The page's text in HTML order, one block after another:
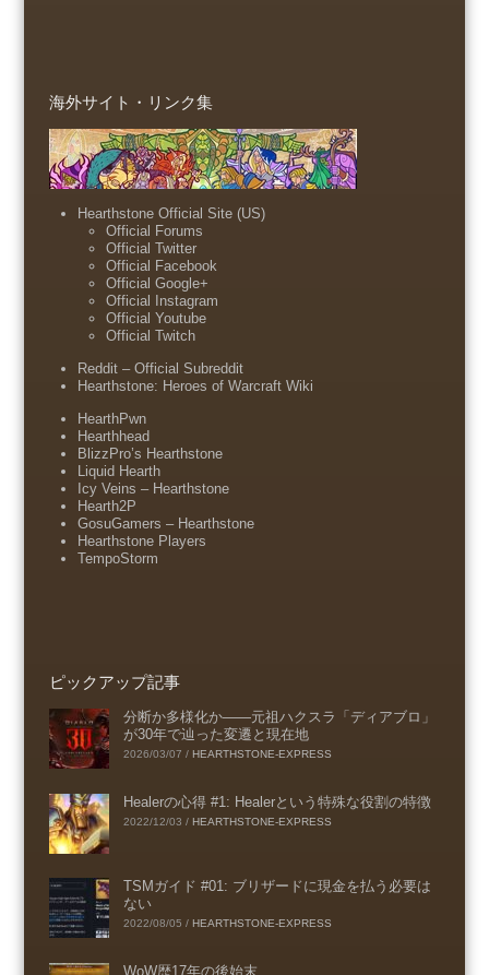
海外サイト・リンク集
Hearthstone Official Site (US)
Official Forums
Official Twitter
Official Facebook
Official Google+
Official Instagram
Official Youtube
Official Twitch
Reddit – Official Subreddit
Hearthstone: Heroes of Warcraft Wiki
HearthPwn
Hearthhead
BlizzPro’s Hearthstone
Liquid Hearth
Icy Veins – Hearthstone
Hearth2P
GosuGamers – Hearthstone
Hearthstone Players
TempoStorm
ピックアップ記事
分断か多様化か――元祖ハクスラ「ディアブロ」
が30年で辿った変遷と現在地
2026/03/07 / HEARTHSTONE-EXPRESS
Healerの心得 #1: Healerという特殊な役割の特徴
2022/12/03 / HEARTHSTONE-EXPRESS
TSMガイド #01: ブリザードに現金を払う必要は
ない
2022/08/05 / HEARTHSTONE-EXPRESS
WoW歴17年の後始末